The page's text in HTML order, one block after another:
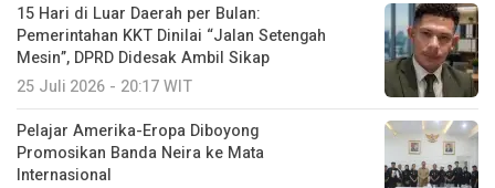
15 Hari di Luar Daerah per Bulan:
Pemerintahan KKT Dinilai “Jalan Setengah
Mesin”, DPRD Didesak Ambil Sikap
25 Juli 2026 - 20:17 WIT
Pelajar Amerika-Eropa Diboyong
Promosikan Banda Neira ke Mata
Internasional